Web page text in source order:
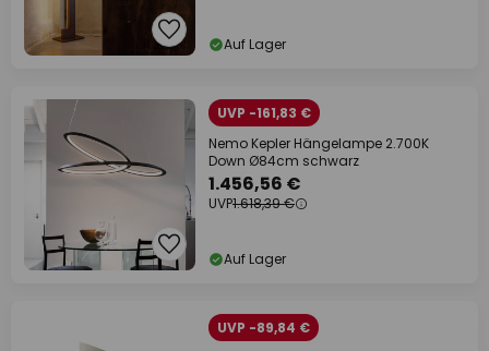
Auf Lager
UVP -161,83 €
Nemo Kepler Hängelampe 2.700K
Down Ø84cm schwarz
1.456,56 €
UVP1.618,39 €
Auf Lager
UVP -89,84 €